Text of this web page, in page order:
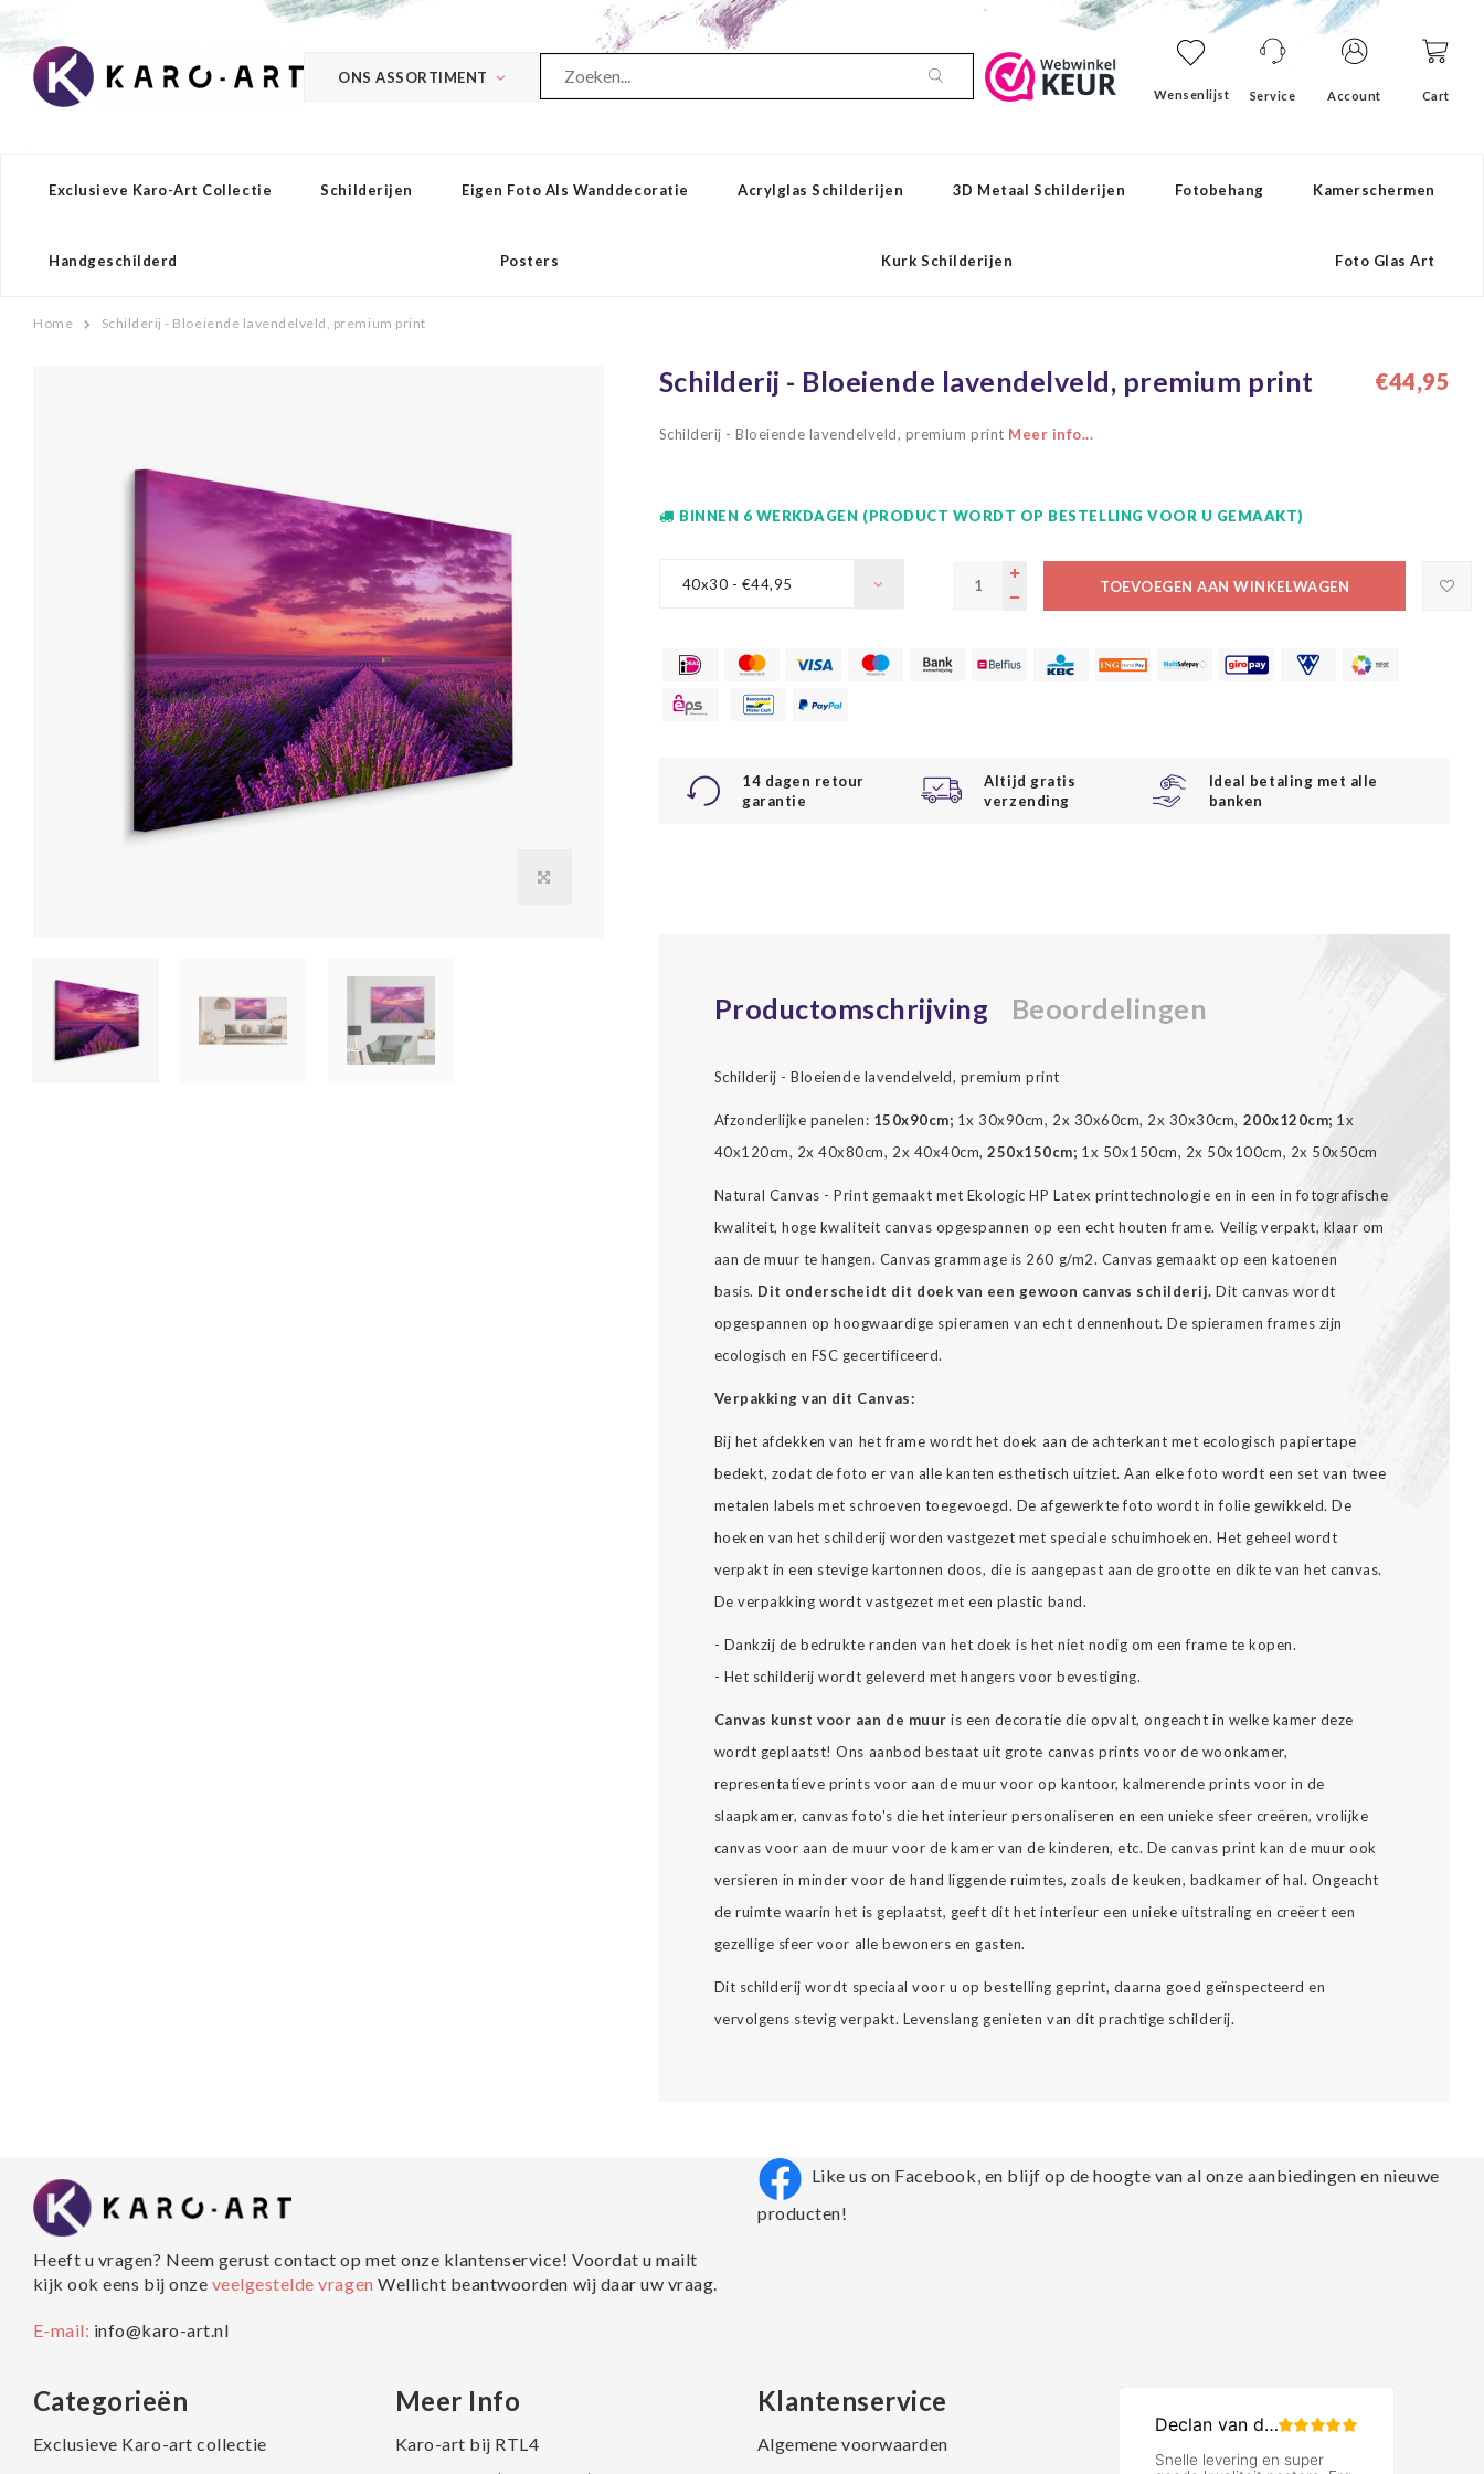
ONS ASSORTIMENT
Wensenlijst Service Account Cart
Exclusieve Karo-Art Collectie Schilderijen Eigen Foto Als Wanddecoratie Acrylglas Schilderijen 3D Metaal Schilderijen Fotobehang Kamerschermen
Handgeschilderd Posters Kurk Schilderijen Foto Glas Art
Home Schilderij - Bloeiende lavendelveld, premium print
Schilderij - Bloeiende lavendelveld, premium print €44,95
Schilderij - Bloeiende lavendelveld, premium print Meer info...
BINNEN 6 WERKDAGEN (PRODUCT WORDT OP BESTELLING VOOR U GEMAAKT)
40x30 - €44,95 TOEVOEGEN AAN WINKELWAGEN
14 dagen retour
garantie
Altijd gratis
verzending
Ideal betaling met alle
banken
Productomschrijving Beoordelingen
Schilderij - Bloeiende lavendelveld, premium print
Afzonderlijke panelen: 150x90cm; 1x 30x90cm, 2x 30x60cm, 2x 30x30cm, 200x120cm; 1x
40x120cm, 2x 40x80cm, 2x 40x40cm,250x150cm; 1x 50x150cm, 2x 50x100cm, 2x 50x50cm
Natural Canvas - Print gemaakt met Ekologic HP Latex printtechnologie en in een in fotografische
kwaliteit, hoge kwaliteit canvas opgespannen op een echt houten frame. Veilig verpakt, klaar om
aan de muur te hangen. Canvas grammage is 260 g/m2. Canvas gemaakt op een katoenen
basis. Dit onderscheidt dit doek van een gewoon canvas schilderij. Dit canvas wordt
opgespannen op hoogwaardige spieramen van echt dennenhout. De spieramen frames zijn
ecologisch en FSC gecertificeerd.
Verpakking van dit Canvas:
Bij het afdekken van het frame wordt het doek aan de achterkant met ecologisch papiertape
bedekt, zodat de foto er van alle kanten esthetisch uitziet. Aan elke foto wordt een set van twee
metalen labels met schroeven toegevoegd. De afgewerkte foto wordt in folie gewikkeld. De
hoeken van het schilderij worden vastgezet met speciale schuimhoeken. Het geheel wordt
verpakt in een stevige kartonnen doos, die is aangepast aan de grootte en dikte van het canvas.
De verpakking wordt vastgezet met een plastic band.
- Dankzij de bedrukte randen van het doek is het niet nodig om een frame te kopen.
- Het schilderij wordt geleverd met hangers voor bevestiging.
Canvas kunst voor aan de muur is een decoratie die opvalt, ongeacht in welke kamer deze
wordt geplaatst! Ons aanbod bestaat uit grote canvas prints voor de woonkamer,
representatieve prints voor aan de muur voor op kantoor, kalmerende prints voor in de
slaapkamer, canvas foto's die het interieur personaliseren en een unieke sfeer creëren, vrolijke
canvas voor aan de muur voor de kamer van de kinderen, etc. De canvas print kan de muur ook
versieren in minder voor de hand liggende ruimtes, zoals de keuken, badkamer of hal. Ongeacht
de ruimte waarin het is geplaatst, geeft dit het interieur een unieke uitstraling en creëert een
gezellige sfeer voor alle bewoners en gasten.
Dit schilderij wordt speciaal voor u op bestelling geprint, daarna goed geïnspecteerd en
vervolgens stevig verpakt. Levenslang genieten van dit prachtige schilderij.
Heeft u vragen? Neem gerust contact op met onze klantenservice! Voordat u mailt
kijk ook eens bij onze veelgestelde vragenWellicht beantwoorden wij daar uw vraag.
E-mail: info@karo-art.nl
Like us on Facebook, en blijf op de hoogte van al onze aanbiedingen en nieuwe
producten!
Categorieën
Exclusieve Karo-art collectie
Meer Info
Karo-art bij RTL4
Klantenservice
Algemene voorwaarden